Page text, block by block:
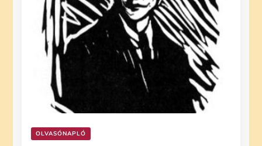
OLVASÓNAPLÓ